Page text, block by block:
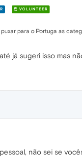
VOLUNTEER
para o Portuga as
já sugeri isso mas
não sei se